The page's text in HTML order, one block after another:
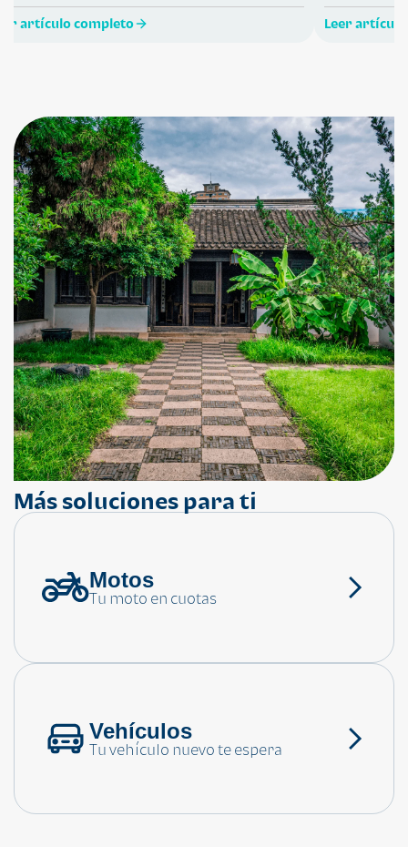
artículo completo Leer
¿Necesitas ayuda?
Más soluciones para ti
Motos
Tu moto en cuotas
Vehículos
Tu vehículo nuevo te espera